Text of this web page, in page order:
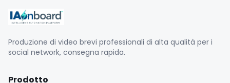
Produzione di video brevi professionali di alta qualità per i
social network, consegna rapida.
Prodotto